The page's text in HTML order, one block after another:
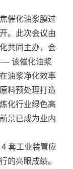
催化油浆膜过
。此次会议由
共同主办，会
该催化油浆
油浆净化效率
料预处理打造
化行业绿色高
景已成为业内
套工业装置应
的亮眼成绩。